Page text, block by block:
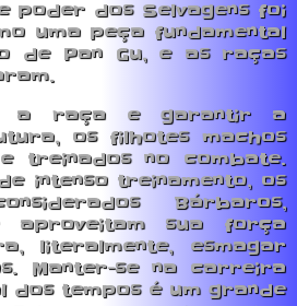
poder dos Selvagens foi
uma peça fundamental
de Pan Gu, e as raças
a raça e garantir a
os filhotes machos
treinados no combate.
intenso treinamento, os
Bárbaros,
aproveitam sua força
literalmente, esmagar
Manter-se na carreira
tempos é um grande